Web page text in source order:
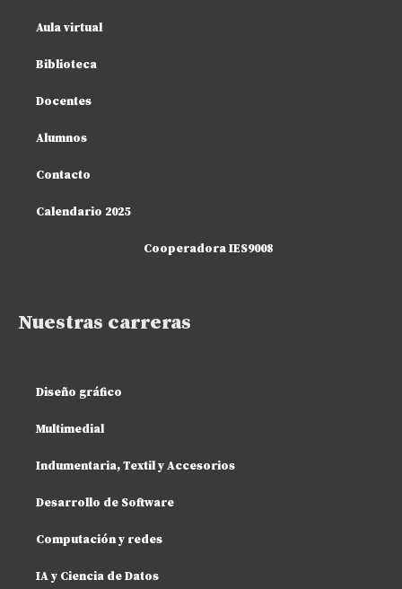
Aula virtual
Biblioteca
Docentes
Alumnos
Contacto
Calendario 2025
Cooperadora IES9008
Nuestras carreras
Diseño gráfico
Multimedial
Indumentaria, Textil y Accesorios
Desarrollo de Software
Computación y redes
IA y Ciencia de Datos